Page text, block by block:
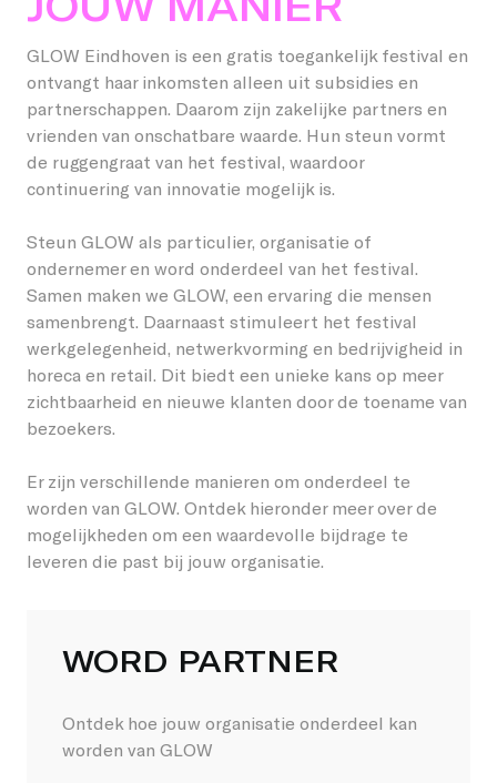
Permanente werken
Vorige edities
Lieshout
Oirschot
Veldhoven
Word vriend
Word host
Onze partners en vrienden
Studenten
Bedrijven
Kinderen
Omwonenden
Vrijwilligers
Creatieven
Vacatures
Over GLOW
Over het Festival
Stichting GLOW
Vorige edities
Nieuws
Contact
EN
GLOW Eindhoven is een gratis toegankelijk festival en
ontvangt haar inkomsten alleen uit subsidies en
partnerschappen. Daarom zijn zakelijke partners en
vrienden van onschatbare waarde. Hun steun vormt
de ruggengraat van het festival, waardoor
continuering van innovatie mogelijk is.
Steun GLOW als particulier, organisatie of
ondernemer en word onderdeel van het festival.
Samen maken we GLOW, een ervaring die mensen
samenbrengt. Daarnaast stimuleert het festival
werkgelegenheid, netwerkvorming en bedrijvigheid in
horeca en retail. Dit biedt een unieke kans op meer
zichtbaarheid en nieuwe klanten door de toename van
bezoekers.
Er zijn verschillende manieren om onderdeel te
worden van GLOW. Ontdek hieronder meer over de
mogelijkheden om een waardevolle bijdrage te
leveren die past bij jouw organisatie.
WORD PARTNER
Ontdek hoe jouw organisatie onderdeel kan
worden van GLOW